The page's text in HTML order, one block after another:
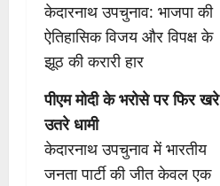
केदारनाथ उपचुनाव: भाजपा की
ऐतिहासिक विजय और विपक्ष के
झूठ की करारी हार
पीएम मोदी के भरोसे पर फिर खरे
उतरे धामी
केदारनाथ उपचुनाव में भारतीय
जनता पार्टी की जीत केवल एक